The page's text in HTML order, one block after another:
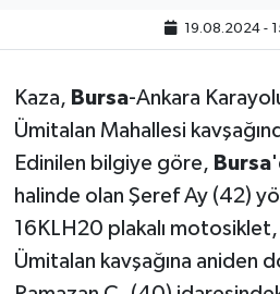
19.08.2024 -
Kaza, Bursa-Ankara
Ümitalan Mahallesi
Edinilen bilgiye göre, Bursa
halinde olan Şeref Ay (42)
16KLH20 plakalı
Ümitalan kavşağına aniden